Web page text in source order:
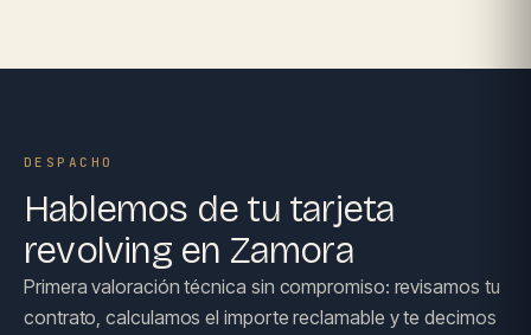
DESPACHO
Hablemos de tu tarjeta
revolving en Zamora
Primera valoración técnica sin compromiso: revisamos tu
contrato, calculamos el importe reclamable y te decimos